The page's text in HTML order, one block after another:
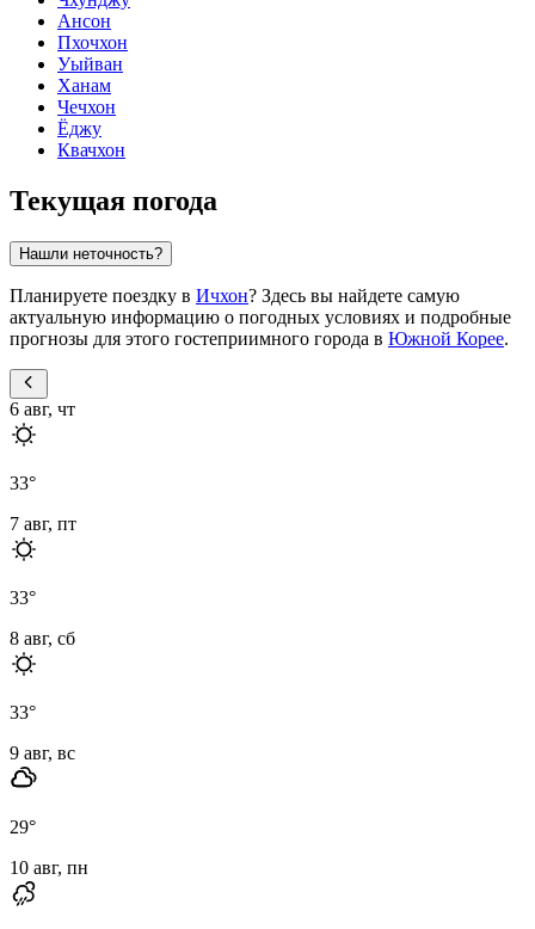
Ансон
Пхочхон
Уыйван
Ханам
Чечхон
Ёджу
Квачхон
Текущая погода
Нашли неточность?
Планируете поездку в Ичхон? Здесь вы найдете самую
актуальную информацию о погодных условиях и подробные
прогнозы для этого гостеприимного города в Южной Корее.
6 авг, чт
33°
7 авг, пт
33°
8 авг, сб
33°
9 авг, вс
29°
10 авг, пн